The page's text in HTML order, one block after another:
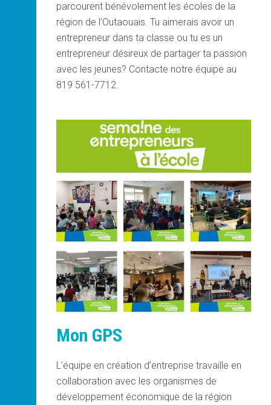
parcourent bénévolement les écoles de la
région de l’Outaouais. Tu aimerais avoir un
entrepreneur dans ta classe ou tu es un
entrepreneur désireux de partager ta passion
avec les jeunes? Contacte notre équipe au
819 561-7712.
Mon GPS
L’équipe en création d’entreprise travaille en
collaboration avec les organismes de
développement économique de la région